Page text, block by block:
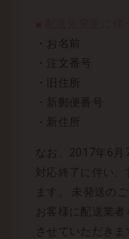
・お名前
・注文番号
・旧住所
・新郵便番号
・新住所
なお、2017年6月
対応終了に伴い、
ます。 未発送の
お客様に配送業
させていただきま